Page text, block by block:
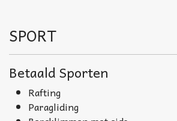
SPORT
Betaald Sporten
Rafting
Paragliding